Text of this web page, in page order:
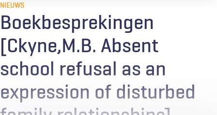
NIEUWS
Boekbesprekingen
[Ckyne,M.B. Absent
school refusal as an
expression of disturbed